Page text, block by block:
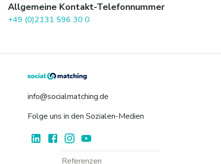
Allgemeine Kontakt-Telefonnummer
+49 (0)2131 596 30 0
info@socialmatching.de
Folge uns in den Sozialen-Medien
Referenzen